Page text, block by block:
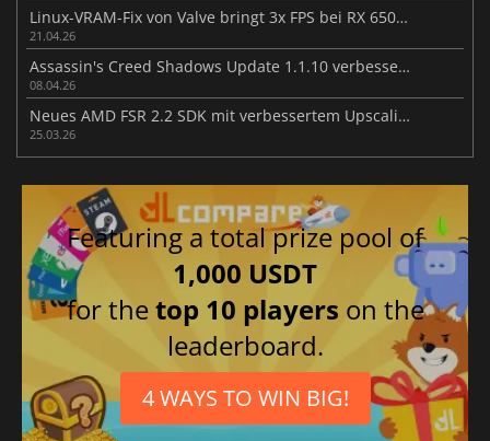
Linux-VRAM-Fix von Valve bringt 3x FPS bei RX 6500 XT-Spielen
21.04.26
Assassin's Creed Shadows Update 1.1.10 verbessert das Gameplay
08.04.26
Neues AMD FSR 2.2 SDK mit verbessertem Upscaling vorgestellt
25.03.26
Featuring a total prize pool of
1,000 USDT
for thetop 10 players on the
leaderboard.
4 WAYS TO WIN BIG!